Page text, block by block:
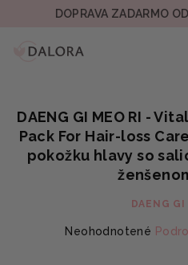
DOPRAVA ZADARMO OD 49€
DAENG GI MEO RI -
Pack For Hair-loss
pokožku hlavy so
DAENG GI
Priemerné
Neohodnotené